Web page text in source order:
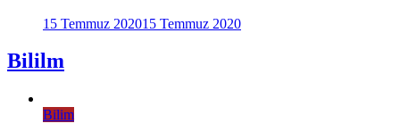
15 Temmuz 202015 Temmuz 2020
Bililm
Bilim